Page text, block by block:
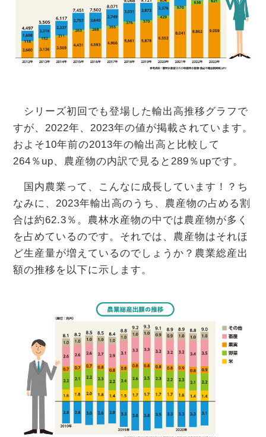
シリーズ初回でも登場した輸出高推移グラフで
すが、2022年、2023年の値が掲載されています。
およそ10年前の2013年の輸出高と比較して
264％up、農産物の内訳で見ると289％upです。
国内農業って、こんなに成長しています！？ち
なみに、2023年輸出高のうち、農産物の占める割
合は約62.3％。農林水産物の中では農産物が多く
を占めているのです。それでは、農産物はそれほ
ど生産量が増えているのでしょうか？農業総産出
額の推移を以下に示します。